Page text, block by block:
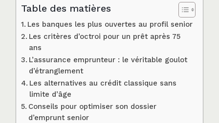
Table des matières
Les banques les plus ouvertes au profil senior
Les critères d’octroi pour un prêt après 75
ans
L’assurance emprunteur : le véritable goulot
d’étranglement
Les alternatives au crédit classique sans
limite d’âge
Conseils pour optimiser son dossier
d’emprunt senior